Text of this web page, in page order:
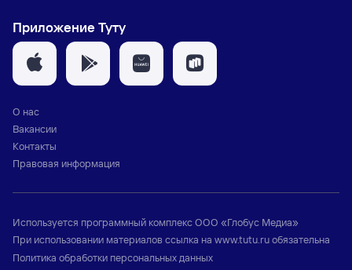
Приложение Туту
О нас
Вакансии
Контакты
Правовая информация
Используется программный комплексООО «Глобус Медиа»
При использовании материалов ссылка на www.tutu.ruобязательна
Политика обработки персональных данных